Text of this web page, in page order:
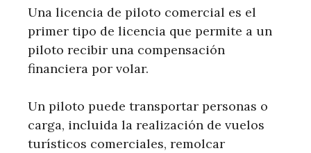
Una licencia de piloto comercial es el
primer tipo de licencia que permite a un
piloto recibir una compensación
financiera por volar.
Un piloto puede transportar personas o
carga, incluida la realización de vuelos
turísticos comerciales, remolcar